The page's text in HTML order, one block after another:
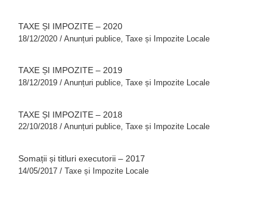
TAXE ȘI IMPOZITE – 2020
18/12/2020 / Anunțuri publice, Taxe și Impozite Locale
TAXE ȘI IMPOZITE – 2019
18/12/2019 / Anunțuri publice, Taxe și Impozite Locale
TAXE ȘI IMPOZITE – 2018
22/10/2018 / Anunțuri publice, Taxe și Impozite Locale
Somații și titluri executorii – 2017
14/05/2017 / Taxe și Impozite Locale